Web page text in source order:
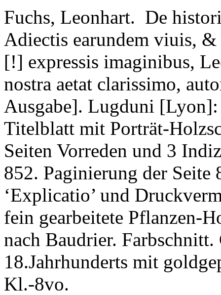
Fuchs, Leonhart. De
Adiectis earundem viuis,
[!] expressis imaginibus,
nostra aetat clarissimo,
Ausgabe]. Lugduni
Titelblatt mit Porträt-
Seiten Vorreden und 3
852. Paginierung der
‘Explicatio’ und
fein gearbeitete Pflanzen-
nach Baudrier. Farbschnitt.
18.Jahrhunderts mit
Kl.-8vo.